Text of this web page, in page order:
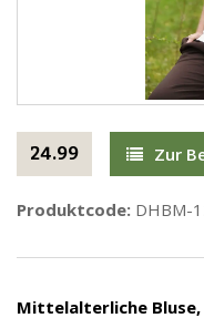
24.99 Zur
Produktcode: DHBM-
Mittelalterliche